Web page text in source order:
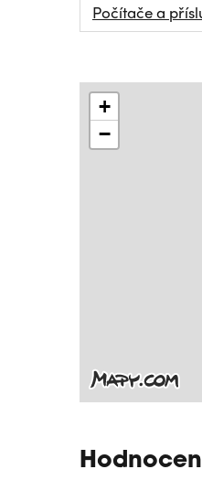
Počítače a
+
−